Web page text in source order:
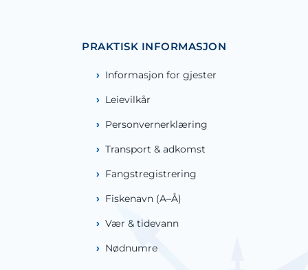
PRAKTISK INFORMASJON
Informasjon for gjester
Leievilkår
Personvernerklæring
Transport & adkomst
Fangstregistrering
Fiskenavn (A–Å)
Vær & tidevann
Nødnumre